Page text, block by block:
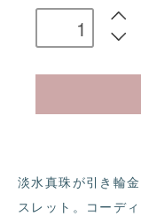
淡水真珠が引き輪
スレット。コーデ